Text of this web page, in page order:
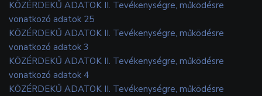
KÖZÉRDEKŰ ADATOK II. Tevékenységre, működésre
vonatkozó adatok 25
KÖZÉRDEKŰ ADATOK II. Tevékenységre, működésre
vonatkozó adatok 3
KÖZÉRDEKŰ ADATOK II. Tevékenységre, működésre
vonatkozó adatok 4
KÖZÉRDEKŰ ADATOK II. Tevékenységre, működésre